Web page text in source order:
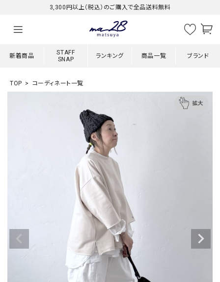
3,300円以上（税込）のご購入で全品送料無料
新着商品
STAFF
SNAP
ランキング 商品一覧 ブランド
TOP コーディネート一覧